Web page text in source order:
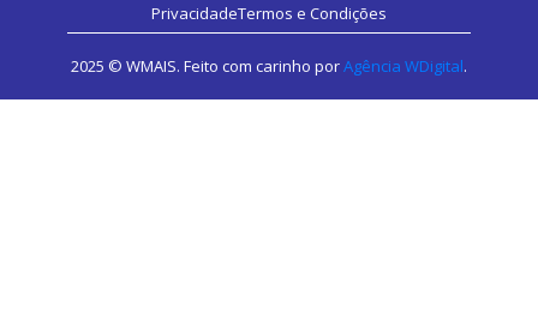
PrivacidadeTermos e Condições
2025 © WMAIS. Feito com carinho porAgência WDigital.